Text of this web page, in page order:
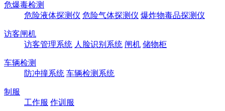
危爆毒检测
危险液体探测仪 危险气体探测仪 爆炸物毒品探测仪
访客闸机
访客管理系统 人脸识别系统 闸机 储物柜
车辆检测
防冲撞系统 车辆检测系统
制服
工作服 作训服